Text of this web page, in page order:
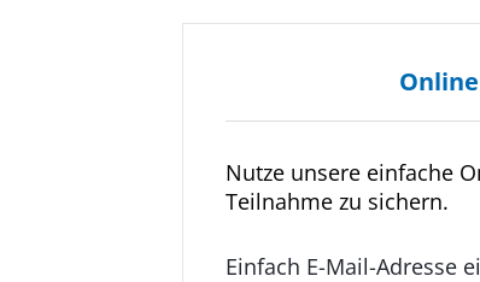
Nutze unsere einfache
Teilnahme zu sichern.
Einfach E-Mail-Adresse